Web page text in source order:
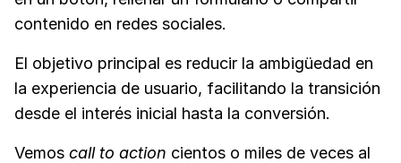
contenido en redes sociales.
El objetivo principal es reducir la ambigüedad en
la experiencia de usuario, facilitando la transición
desde el interés inicial hasta la conversión.
Vemos call to action cientos o miles de veces al